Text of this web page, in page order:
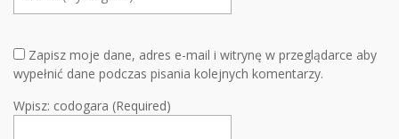
Zapisz moje dane, adres e-mail i witrynę w przeglądarce aby
wypełnić dane podczas pisania kolejnych komentarzy.
Wpisz: codogara (Required)